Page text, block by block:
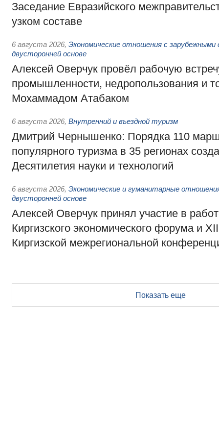
Заседание Евразийского
узком составе
6 августа 2026, Экономические отношения с
двусторонней основе
Алексей Оверчук провёл рабочую
промышленности, недропользования и
Мохаммадом Атабаком
6 августа 2026, Внутренний и въездной туризм
Дмитрий Чернышенко: Порядка 110
популярного туризма в 35 регионах
Десятилетия науки и технологий
6 августа 2026, Экономические и гуманитарные
двусторонней основе
Алексей Оверчук принял участие в
Киргизского экономического форума и
Киргизской межрегиональной
Показать еще